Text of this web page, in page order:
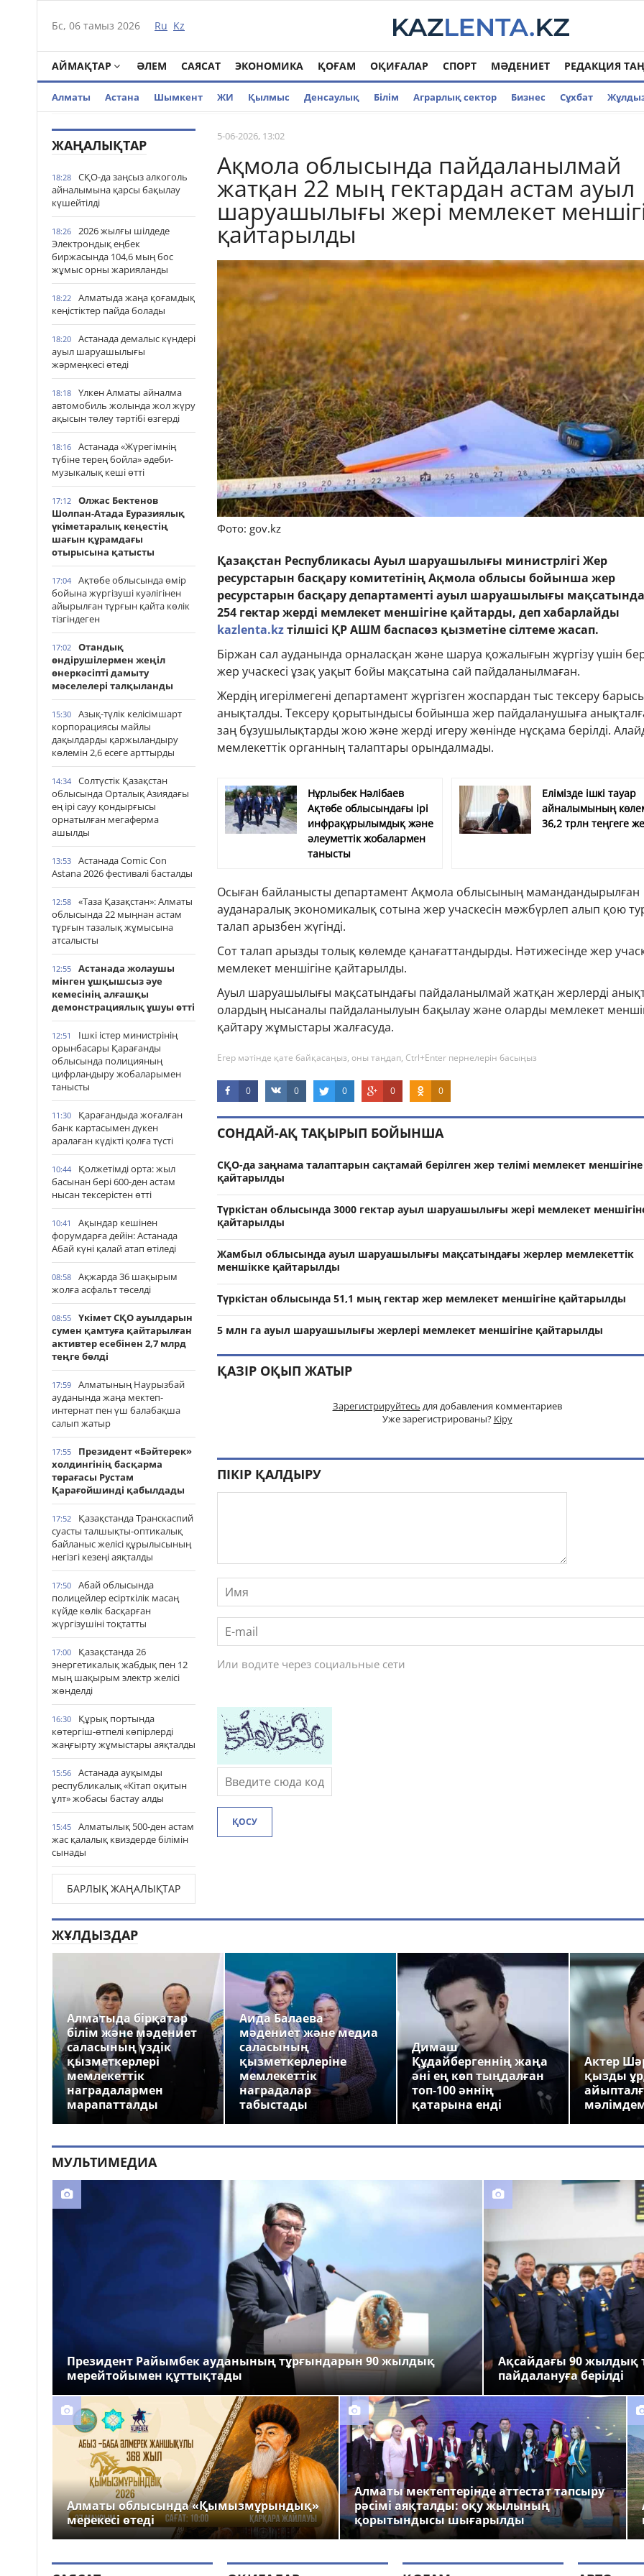
Бс, 06 тамыз 2026 Ru Kz
АЙМАҚТАР ӘЛЕМ САЯСАТ ЭКОНОМИКА ҚОҒАМ ОҚИҒАЛАР СПОРТ МӘДЕНИЕТ РЕДАКЦИЯ
Алматы Астана Шымкент ЖИ Қылмыс Денсаулық Білім Аграрлық сектор Бизнес Cұхбат
ЖАҢАЛЫҚТАР
18:28
СҚО-да заңсыз алкоголь
айналымына қарсы бақылау
күшейтілді
18:26
2026 жылғы шілдеде
Электрондық еңбек
биржасында 104,6 мың бос
жұмыс орны жарияланды
18:22
Алматыда жаңа қоғамдық
кеңістіктер пайда болады
18:20
Астанада демалыс күндері
ауыл шаруашылығы
жәрмеңкесі өтеді
18:18
Үлкен Алматы айналма
автомобиль жолында жол жүру
ақысын төлеу тәртібі өзгерді
18:16
Астанада «Жүрегімнің
түбіне терең бойла» әдеби-
музыкалық кеші өтті
17:12
Олжас Бектенов
Шолпан-Атада Еуразиялық
үкіметаралық кеңестің
шағын құрамдағы
отырысына қатысты
17:04
Ақтөбе облысында өмір
бойына жүргізуші куәлігінен
айырылған тұрғын қайта көлік
тізгіндеген
17:02
Отандық
өндірушілермен жеңіл
өнеркәсіпті дамыту
мәселелері талқыланды
15:30
Азық-түлік келісімшарт
корпорациясы майлы
дақылдарды қаржыландыру
көлемін 2,6 есеге арттырды
14:34
Солтүстік Қазақстан
облысында Орталық Азиядағы
ең ірі сауу қондырғысы
орнатылған мегаферма
ашылды
13:53
Астанада Comic Con
Astana 2026 фестивалі басталды
12:58
«Таза Қазақстан»: Алматы
облысында 22 мыңнан астам
тұрғын тазалық жұмысына
атсалысты
12:55
Астанада жолаушы
мінген ұшқышсыз әуе
кемесінің алғашқы
демонстрациялық ұшуы өтті
12:51
Ішкі істер министрінің
орынбасары Қарағанды
облысында полицияның
цифрландыру жобаларымен
танысты
11:30
Қарағандыда жоғалған
банк картасымен дүкен
аралаған күдікті қолға түсті
10:44
Қолжетімді орта: жыл
басынан бері 600-ден астам
нысан тексерістен өтті
10:41
Ақындар кешінен
форумдарға дейін: Астанада
Абай күні қалай атап өтіледі
08:58
Ақжарда 36 шақырым
жолға асфальт төселді
08:55
Үкімет СҚО ауылдарын
сумен қамтуға қайтарылған
активтер есебінен 2,7 млрд
теңге бөлді
17:59
Алматының Наурызбай
ауданында жаңа мектеп-
интернат пен үш балабақша
салып жатыр
17:55
Президент «Бәйтерек»
холдингінің басқарма
төрағасы Рустам
Қарағойшинді қабылдады
17:52
Қазақстанда Транскаспий
суасты талшықты-оптикалық
байланыс желісі құрылысының
негізгі кезеңі аяқталды
17:50
Абай облысында
полицейлер есірткілік масаң
күйде көлік басқарған
жүргізушіні тоқтатты
17:00
Қазақстанда 26
энергетикалық жабдық пен 12
мың шақырым электр желісі
жөнделді
16:30
Құрық портында
көтергіш-өтпелі көпірлерді
жаңғырту жұмыстары аяқталды
15:56
Астанада ауқымды
республикалық «Кітап оқитын
ұлт» жобасы бастау алды
15:45
Алматылық 500-ден астам
жас қалалық квиздерде білімін
сынады
БАРЛЫҚ ЖАҢАЛЫҚТАР
5-06-2026, 13:02
Ақмола облысында пайдаланылмай
жатқан 22 мың гектардан астам ауыл
шаруашылығы жері мемлекет
қайтарылды
Фото: gov.kz
Қазақстан Республикасы Ауыл шаруашылығы министрлігі Жер
ресурстарын басқару комитетінің Ақмола облысы бойынша жер
ресурстарын басқару департаменті ауыл шаруашылығы
254 гектар жерді мемлекет меншігіне қайтарды, деп хабарлайды
kazlenta.kzтілшісі ҚР АШМ баспасөз қызметіне сілтеме жасап.
Біржан сал ауданында орналасқан және шаруа қожалығын жүргізу үшін
жер учаскесі ұзақ уақыт бойы мақсатына сай пайдаланылмаған.
Жердің игерілмегені департамент жүргізген жоспардан тыс тексеру
анықталды. Тексеру қорытындысы бойынша жер пайдаланушыға
заң бұзушылықтарды жою және жерді игеру жөнінде нұсқама берілді.
мемлекеттік органның талаптары орындалмады.
Нұрлыбек Нәлібаев
Ақтөбе облысындағы ірі
инфрақұрылымдық және
әлеуметтік жобалармен
танысты
Елімізде ішкі тауар
айналымының
36,2 трлн теңгеге
Осыған байланысты департамент Ақмола облысының мамандандырылған
ауданаралық экономикалық сотына жер учаскесін мәжбүрлеп алып қою
талап арызбен жүгінді.
Сот талап арызды толық көлемде қанағаттандырды. Нәтижесінде жер
мемлекет меншігіне қайтарылды.
Ауыл шаруашылығы мақсатындағы пайдаланылмай жатқан жерлерді
олардың нысаналы пайдаланылуын бақылау және оларды мемлекет
қайтару жұмыстары жалғасуда.
Егер мәтінде қате байқасаңыз, оны таңдап, Ctrl+Enter пернелерін басыңыз
0 0 0 0 0
СОНДАЙ-АҚ ТАҚЫРЫП БОЙЫНША
СҚО-да заңнама талаптарын сақтамай берілген жер телімі мемлекет меншігіне
қайтарылды
Түркістан облысында 3000 гектар ауыл шаруашылығы жері мемлекет
қайтарылды
Жамбыл облысында ауыл шаруашылығы мақсатындағы жерлер мемлекеттік
меншікке қайтарылды
Түркістан облысында 51,1 мың гектар жер мемлекет меншігіне қайтарылды
5 млн га ауыл шаруашылығы жерлері мемлекет меншігіне қайтарылды
ҚАЗІР ОҚЫП ЖАТЫР
Зарегистрируйтесь для добавления комментариев
Уже зарегистрированы? Кіру
ПІКІР ҚАЛДЫРУ
Или водите через социальные сети
ҚОСУ
ЖҰЛДЫЗДАР
Алматыда бірқатар
білім және мәдениет
саласының үздік
қызметкерлері
мемлекеттік
наградалармен
марапатталды
Аида Балаева
мәдениет және медиа
саласының
қызметкерлеріне
мемлекеттік
наградалар
табыстады
Димаш
Құдайбергеннің жаңа
әні ең көп тыңдалған
топ-100 әннің
қатарына енді
Актер
қызды
МУЛЬТИМЕДИА
Президент Райымбек ауданының тұрғындарын 90 жылдық
мерейтойымен құттықтады
Ақсайдағы 90 жылдық
пайдалануға берілді
Алматы облысында «Қымызмұрындық»
мерекесі өтеді
Алматы мектептерінде аттестат тапсыру
рәсімі аяқталды: оқу жылының
қорытындысы шығарылды